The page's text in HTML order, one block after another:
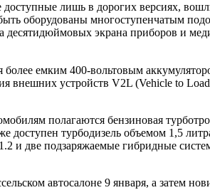
лишь в дорогих версиях,
оборудованы многоступенчатым
экрана приборов и
емким 400-вольтовым
внешних устройств V2L (Vehicle to
полагаются бензиновая
доступен турбодизель объемом 1,5
и две подзаряжаемые гибридные
автосалоне 9 января, а